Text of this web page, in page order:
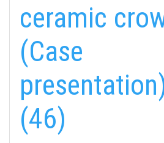
ceramic
(Case
(46)